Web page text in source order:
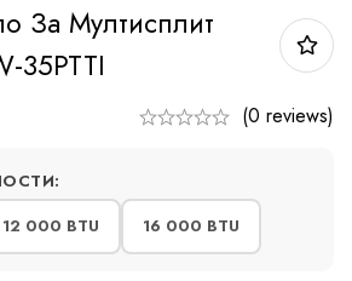
За Мултисплит
35PTTI
(0 reviews)
12 000 BTU 16 000 BTU